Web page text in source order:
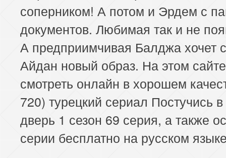
соперником! А потом и Эрдем с
документов. Любимая так и не
А предприимчивая Балджа хочет
Айдан новый образ. На этом
смотреть онлайн в хорошем
720) турецкий сериал Постучись
дверь 1 сезон 69 серия, а также
серии бесплатно на русском